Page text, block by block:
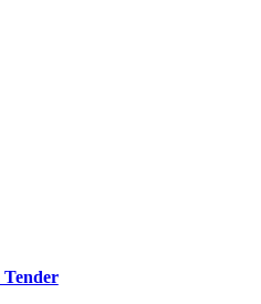
Tender